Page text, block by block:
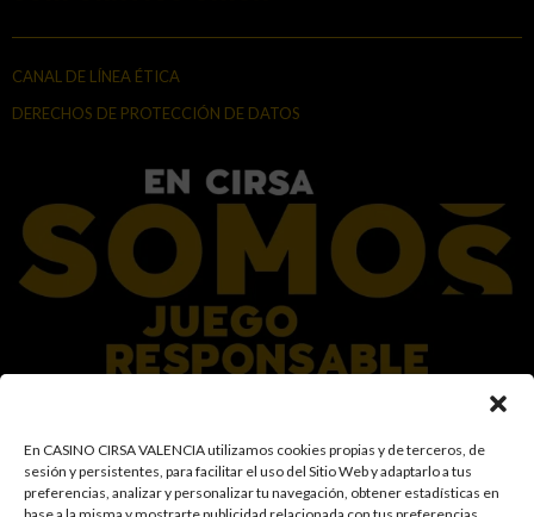
En CASINO CIRSA VALENCIA utilizamos cookies propias y de terceros, de
sesión y persistentes, para facilitar el uso del Sitio Web y adaptarlo a tus
preferencias, analizar y personalizar tu navegación, obtener estadísticas en
CANAL DE LÍNEA ÉTICA
DERECHOS DE PROTECCIÓN DE DATOS
En el Grupo CIRSA promovemos una actitud responsable hacia el juego,
garantizando un entorno seguro y transparente para nuestros clientes y
facilitamos medidas e información para que el juego sea siempre diversión y
entretenimiento, sin utilizarse como vía para afrontar problemas económicos